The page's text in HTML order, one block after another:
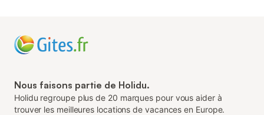
Nous faisons partie de Holidu.
Holidu regroupe plus de 20 marques pour vous aider à
trouver les meilleures locations de vacances en Europe.